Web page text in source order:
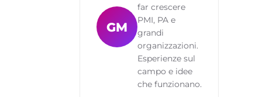
GM
far crescere
PMI, PA e
grandi
organizzazioni.
Esperienze sul
campo e idee
che funzionano.